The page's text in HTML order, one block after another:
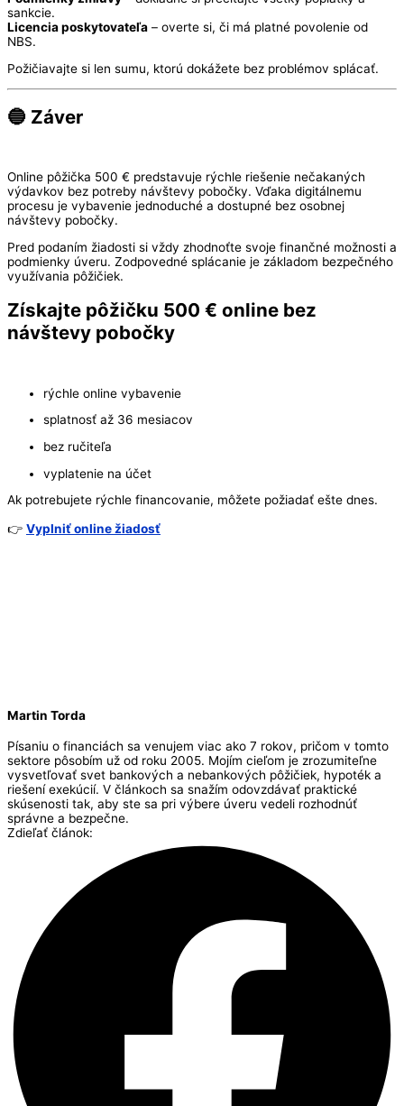
sankcie.
Licencia poskytovateľa – overte si, či má platné povolenie od
NBS.
Požičiavajte si len sumu, ktorú dokážete bez problémov splácať.
🔵 Záver
Online pôžička 500 € predstavuje rýchle riešenie nečakaných
výdavkov bez potreby návštevy pobočky. Vďaka digitálnemu
procesu je vybavenie jednoduché a dostupné bez osobnej
návštevy pobočky.
Pred podaním žiadosti si vždy zhodnoťte svoje finančné možnosti a
podmienky úveru. Zodpovedné splácanie je základom bezpečného
využívania pôžičiek.
Získajte pôžičku 500 € online bez
návštevy pobočky
rýchle online vybavenie
splatnosť až 36 mesiacov
bez ručiteľa
vyplatenie na účet
Ak potrebujete rýchle financovanie, môžete požiadať ešte dnes.
👉 Vyplniť online žiadosť
Martin Torda
Písaniu o financiách sa venujem viac ako 7 rokov, pričom v tomto
sektore pôsobím už od roku 2005. Mojím cieľom je zrozumiteľne
vysvetľovať svet bankových a nebankových pôžičiek, hypoték a
riešení exekúcií. V článkoch sa snažím odovzdávať praktické
skúsenosti tak, aby ste sa pri výbere úveru vedeli rozhodnúť
správne a bezpečne.
Zdieľať článok: